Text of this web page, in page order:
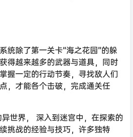
统除了第一关卡“海之花园”的躲
得越来越多的武器与道具，同时
握一定的行动节奏，寻找敌人们
，才能各个击破，完成通关任
世界， 深入到迷宫中，在探索的
挑战的经验与技巧，许多独特